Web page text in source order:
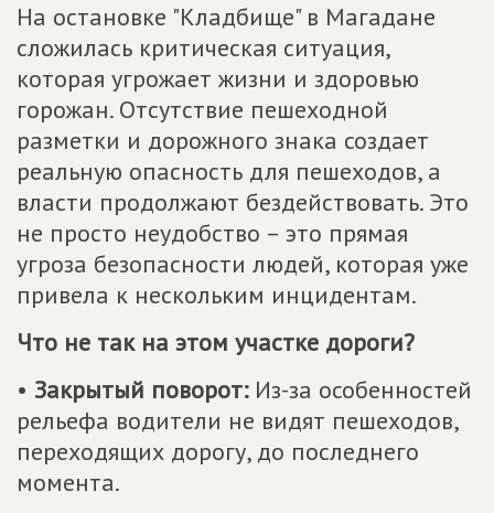
На остановке "Кладбище" в Магадане
сложилась критическая ситуация,
которая угрожает жизни и здоровью
горожан. Отсутствие пешеходной
разметки и дорожного знака создает
реальную опасность для пешеходов, а
власти продолжают бездействовать. Это
не просто неудобство – это прямая
угроза безопасности людей, которая уже
привела к нескольким инцидентам.
Что не так на этом участке дороги?
• Закрытый поворот:Из-за особенностей
рельефа водители не видят пешеходов,
переходящих дорогу, до последнего
момента.